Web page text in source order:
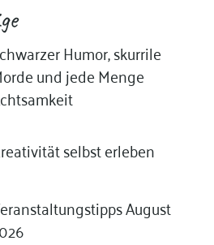
Humor, skurrile
und jede Menge
selbst erleben
August